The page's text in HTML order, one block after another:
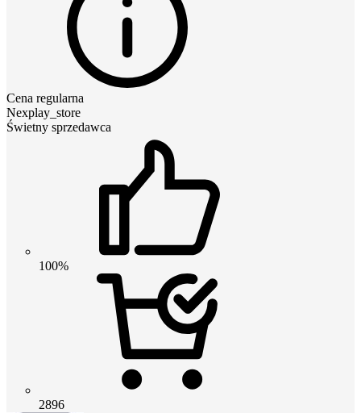
Cena regularna
Nexplay_store
Świetny sprzedawca
100%
2896